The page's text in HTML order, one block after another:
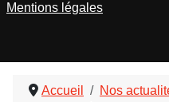
Accueil Nos
Mentions légales